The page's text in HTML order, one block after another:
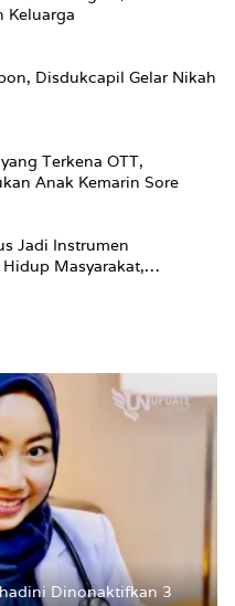
Keluarga
Disdukcapil Gelar Nikah
Terkena OTT,
Anak Kemarin Sore
Jadi Instrumen
Masyarakat,
Ditetapkan Pemkot
Dinonaktifkan 3